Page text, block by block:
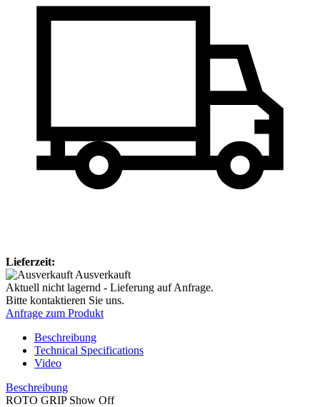
Lieferzeit:
Ausverkauft
Aktuell nicht lagernd - Lieferung auf Anfrage.
Bitte kontaktieren Sie uns.
Anfrage zum Produkt
Beschreibung
Technical Specifications
Video
Beschreibung
ROTO GRIP Show Off